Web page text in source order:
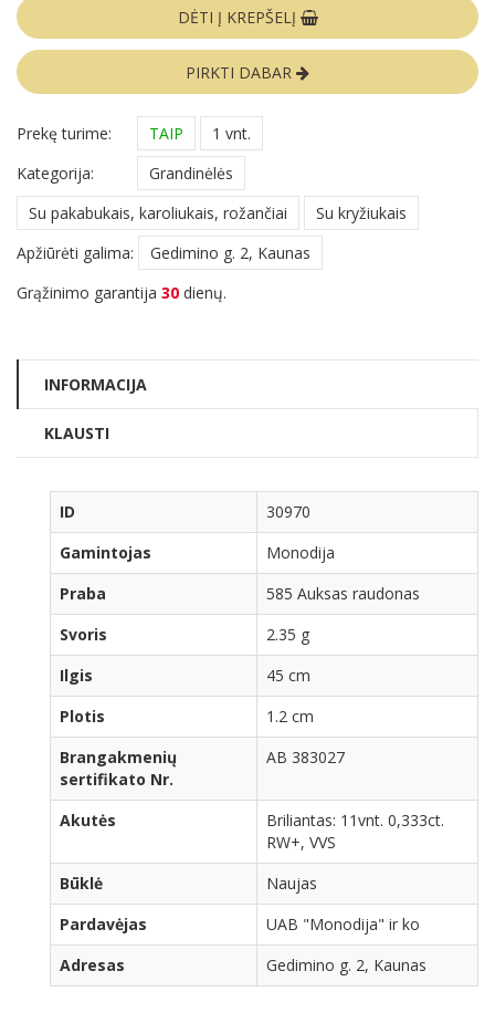
DĖTI Į KREPŠELĮ
PIRKTI DABAR
Prekę turime: TAIP
1 vnt.
Kategorija:
Grandinėlės
Su pakabukais, karoliukais, rožančiai
Su kryžiukais
Apžiūrėti galima:
Gedimino g. 2, Kaunas
Grąžinimo garantija 30 dienų.
INFORMACIJA
KLAUSTI
ID
30970
Gamintojas
Monodija
Praba
585 Auksas raudonas
Svoris
2.35 g
Ilgis
45 cm
Plotis
1.2 cm
Brangakmenių
sertifikato Nr.
AB 383027
Akutės
Briliantas: 11vnt. 0,333ct.
RW+, VVS
Būklė
Naujas
Pardavėjas
UAB "Monodija" ir ko
Adresas
Gedimino g. 2, Kaunas